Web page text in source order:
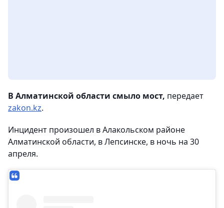
В Алматинской области смыло мост, передает
zakon.kz.
Инцидент произошел в Алакольском районе
Алматинской области, в Лепсинске, в ночь на 30
апреля.